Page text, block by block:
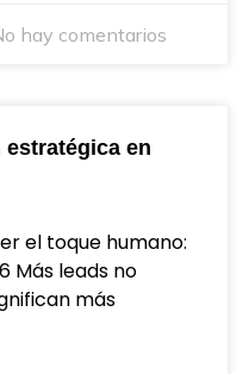
hay comentarios
estratégica en
el toque humano:
Más leads no
más